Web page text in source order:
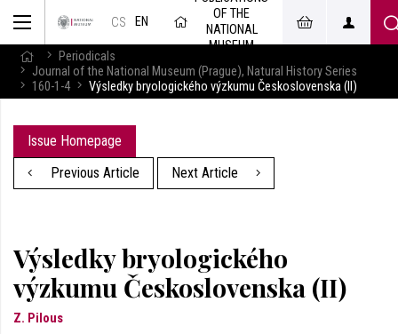
CS EN
OF THE
NATIONAL
MUSEUM
Periodicals
Journal of the National Museum (Prague), Natural History Series
160-1-4
Výsledky bryologického výzkumu Československa (II)
Issue Homepage
Previous Article
Next Article
Výsledky bryologického
výzkumu Československa (II)
Z. Pilous